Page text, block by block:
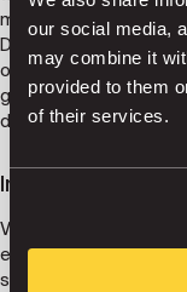
our social media,
may combine it
provided to them
of their services.
meer tijd om
Dit is geen sponsoring
ondersteuning die een
genoeg barrières
de lijst.
Infrastructuur is
Voor de groei van het
enthousiasme. Het
stadions en ja,